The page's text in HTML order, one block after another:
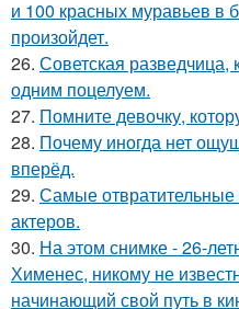
и 100 красных муравьев в
произойдет.
26. Советская разведчица,
одним поцелуем.
27. Помните девочку,
28. Почему иногда нет
вперёд.
29. Самые отвратительные
актеров.
30. На этом снимке - 26-
Хименес, никому не
начинающий свой путь в